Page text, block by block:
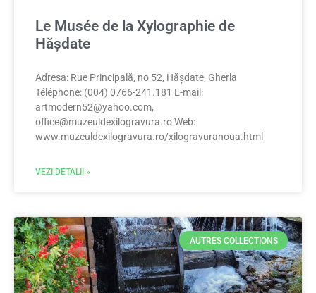
Le Musée de la Xylographie de
Hășdate
Adresa: Rue Principală, no 52, Hășdate, Gherla
Téléphone: (004) 0766-241.181 E-mail:
artmodern52@yahoo.com,
office@muzeuldexilogravura.roWeb:
www.muzeuldexilogravura.ro/xilogravuranoua.html
VEZI DETALII »
AUTRES COLLECTIONS